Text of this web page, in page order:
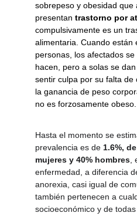
sobrepeso y obesidad que
presentan trastorno por
compulsivamente es un
alimentaria. Cuando están
personas, los afectados
hacen, pero a solas se
sentir culpa por su falta
la ganancia de peso
no es forzosamente obeso.
Hasta el momento se
prevalencia es de 1.6%,
mujeres y 40% hombres
enfermedad, a diferencia
anorexia, casi igual de
también pertenecen a
socioeconómico y de